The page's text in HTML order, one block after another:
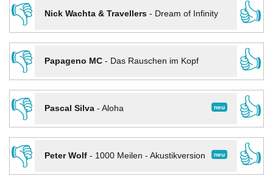
👎
Nick Wachta & Travellers- Dream of Infinity
👍
👎
Papageno MC- Das Rauschen im Kopf
👍
👎
neu
Pascal Silva- Aloha
👍
👎
neu
Peter Wolf- 1000 Meilen - Akustikversion
👍